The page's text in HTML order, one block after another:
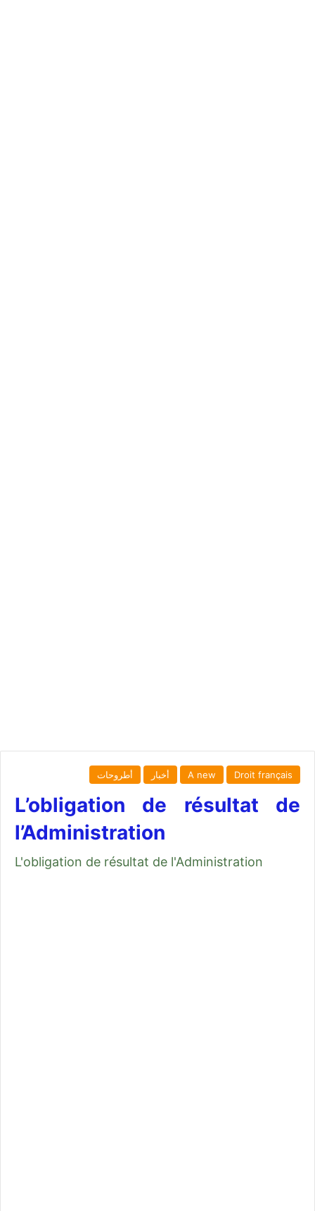
Droit français
A new أخبار أطروحات
L’obligation de résultat de
l’Administration
L'obligation de résultat de l'Administration